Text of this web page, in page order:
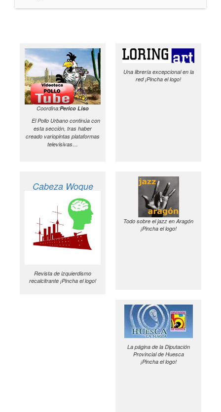
Coordina:Perico Liso
El Pollo Urbano continúa con
esta sección, tras haber
creado variopintas plataformas
televisivas…
Una librería excepcional en la
red ¡Pincha el logo!
Cabeza Woque
Revista de izquierdismo
recalcitrante ¡Pincha el logo!
Todo sobre el jazz en Aragón
¡Pincha el logo!
La página de la Diputación
Provincial de Huesca
¡Pincha el logo!